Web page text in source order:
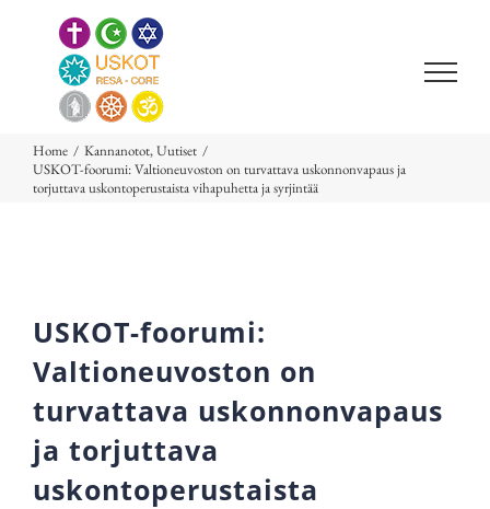
Home / Kannanotot,Uutiset /
USKOT-foorumi: Valtioneuvoston on turvattava uskonnonvapaus ja
torjuttava uskontoperustaista vihapuhetta ja syrjintää
USKOT-foorumi:
Valtioneuvoston on
turvattava uskonnonvapaus
ja torjuttava
uskontoperustaista